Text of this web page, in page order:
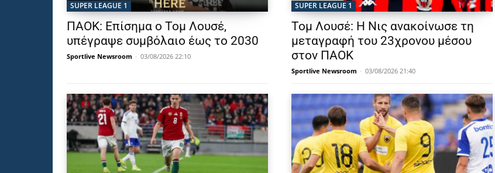
SUPER LEAGUE 1
ΠΑΟΚ: Επίσημα ο Τομ Λουσέ,
υπέγραψε συμβόλαιο έως το 2030
Sportlive Newsroom - 03/08/2026 22:10
SUPER LEAGUE 1
Τομ Λουσέ: Η Νις ανακοίνωσε τη
μεταγραφή του 23χρονου μέσου
στον ΠΑΟΚ
Sportlive Newsroom - 03/08/2026 21:40